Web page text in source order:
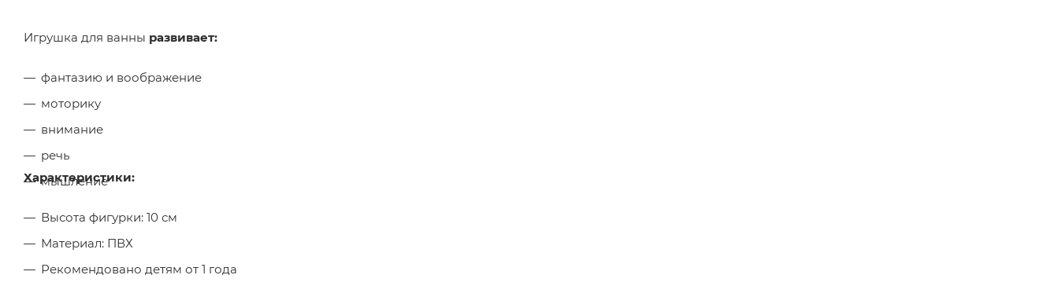
Игрушка для ванны развивает:
фантазию и воображение
моторику
внимание
речь
мышление
Характеристики:
Высота фигурки: 10 см
Материал: ПВХ
Рекомендовано детям от 1 года